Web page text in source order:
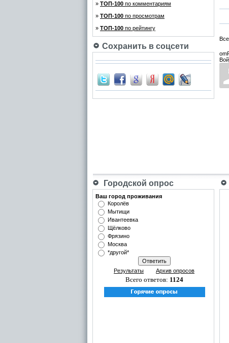
» ТОП-100 по комментариям
» ТОП-100 по просмотрам
» ТОП-100 по рейтингу
Сохранить в соцсети
Городской опрос
Ваш город проживания
Королёв
Мытищи
Ивантеевка
Щёлково
Фрязино
Москва
*другой*
Результаты Архив опросов
Всего ответов: 1124